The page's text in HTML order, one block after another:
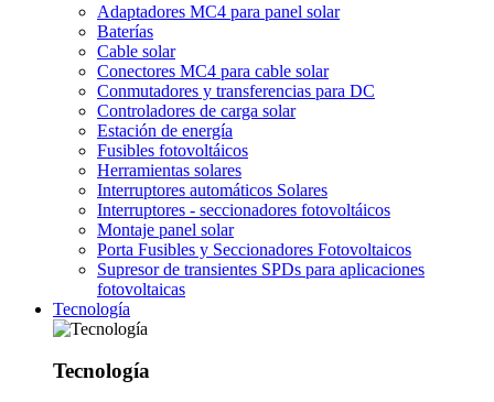
Adaptadores MC4 para panel solar
Baterías
Cable solar
Conectores MC4 para cable solar
Conmutadores y transferencias para DC
Controladores de carga solar
Estación de energía
Fusibles fotovoltáicos
Herramientas solares
Interruptores automáticos Solares
Interruptores - seccionadores fotovoltáicos
Montaje panel solar
Porta Fusibles y Seccionadores Fotovoltaicos
Supresor de transientes SPDs para aplicaciones
fotovoltaicas
Tecnología
Tecnología